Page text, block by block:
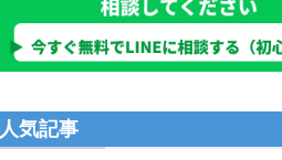
人気記事